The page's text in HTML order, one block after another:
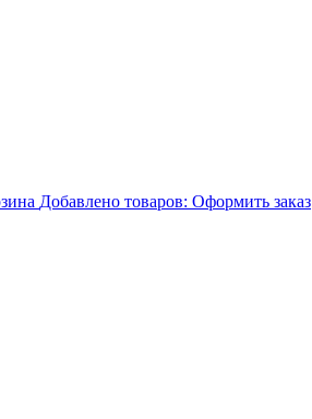
Добавлено товаров: Оформить заказ